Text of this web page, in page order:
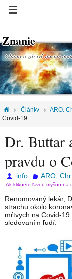
Znanie
Články o zdraví,
Články ARO,
Covid-19
Dr. Buttar
pravdu o
info ARO,
Ak kliknete ľavou myšou na
Renomovaný lekár,
strachu okolo
mŕtvych na Covid-
sledovaním ľudí.